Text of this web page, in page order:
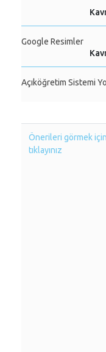
Google Resimler
Açıköğretim Sistemi
Önerileri görmek
tıklayınız